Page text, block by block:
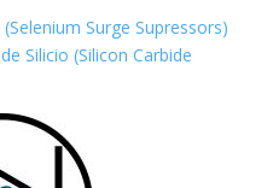
Surge Supressors)
Silicio (Silicon Carbide